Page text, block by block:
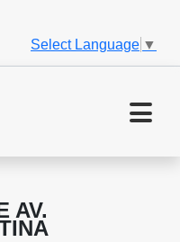
Select Language ▼
AV.